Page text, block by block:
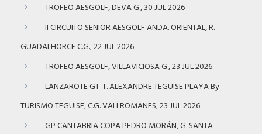
TROFEO AESGOLF, DEVA G., 30 JUL 2026
II CIRCUITO SENIOR AESGOLF ANDA. ORIENTAL, R.
GUADALHORCE C.G., 22 JUL 2026
TROFEO AESGOLF, VILLAVICIOSA G., 23 JUL 2026
LANZAROTE GT-T. ALEXANDRE TEGUISE PLAYA By
TURISMO TEGUISE, C.G. VALLROMANES, 23 JUL 2026
GP CANTABRIA COPA PEDRO MORÁN, G. SANTA